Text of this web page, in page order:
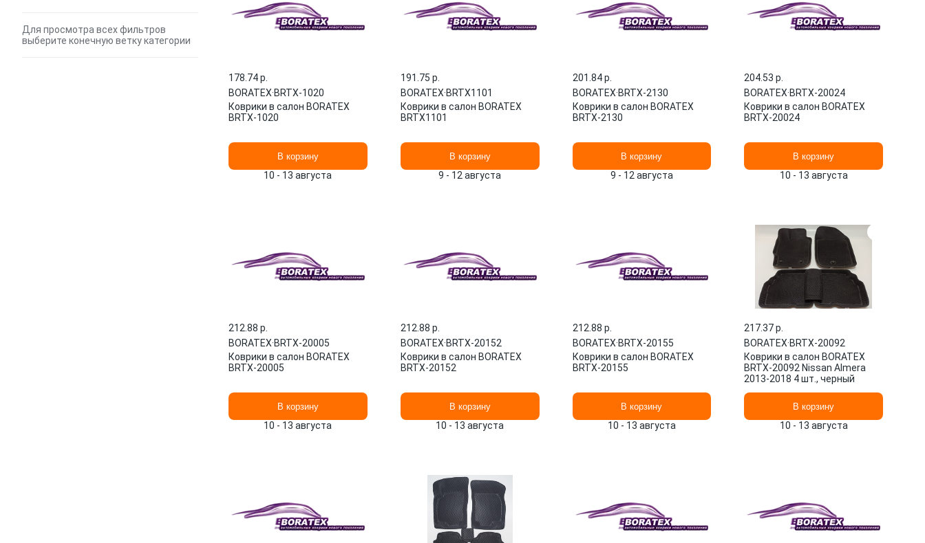
Для просмотра всех фильтров
выберите конечную ветку категории
178.74 p.
BORATEX·BRTX-1020
Коврики в салон BORATEX
BRTX-1020
В корзину
10 - 13 августа
191.75 p.
BORATEX·BRTХ1101
Коврики в салон BORATEX
BRTХ1101
В корзину
9 - 12 августа
201.84 p.
BORATEX·BRTX-2130
Коврики в салон BORATEX
BRTX-2130
В корзину
9 - 12 августа
204.53 p.
BORATEX·BRTX-20024
Коврики в салон BORATEX
BRTX-20024
В корзину
10 - 13 августа
212.88 p.
BORATEX·BRTX-20005
Коврики в салон BORATEX
BRTX-20005
В корзину
10 - 13 августа
212.88 p.
BORATEX·BRTX-20152
Коврики в салон BORATEX
BRTX-20152
В корзину
10 - 13 августа
212.88 p.
BORATEX·BRTX-20155
Коврики в салон BORATEX
BRTX-20155
В корзину
10 - 13 августа
217.37 p.
BORATEX·BRTX-20092
Коврики в салон BORATEX
BRTX-20092 Nissan Almera
2013-2018 4 шт., черный
В корзину
10 - 13 августа